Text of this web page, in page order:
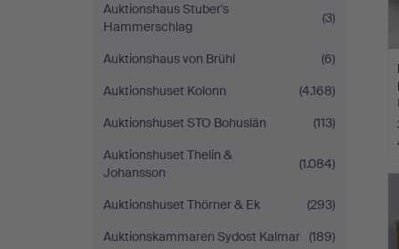
Auktionshaus Stuber's
Hammerschlag
(3)
Auktionshaus von Brühl
(6)
Auktionshuset Kolonn
(4.168)
Auktionshuset STO Bohuslän
(113)
Auktionshuset Thelin &
Johansson
(1.084)
Auktionshuset Thörner & Ek
(293)
Auktionskammaren Sydost Kalmar (189)